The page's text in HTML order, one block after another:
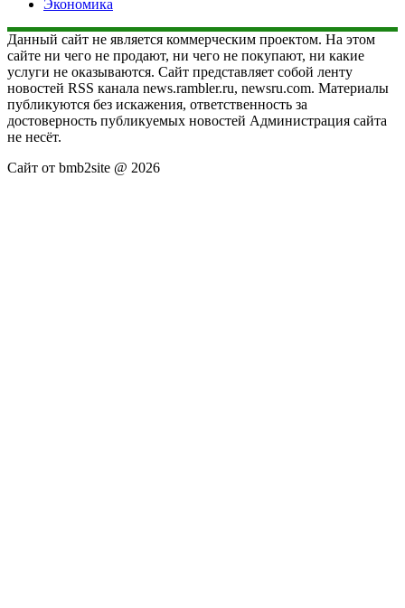
Экономика
Данный сайт не является коммерческим проектом. На этом
сайте ни чего не продают, ни чего не покупают, ни какие
услуги не оказываются. Сайт представляет собой ленту
новостей RSS канала news.rambler.ru, newsru.com. Материалы
публикуются без искажения, ответственность за
достоверность публикуемых новостей Администрация сайта
не несёт.
Сайт от bmb2site @ 2026